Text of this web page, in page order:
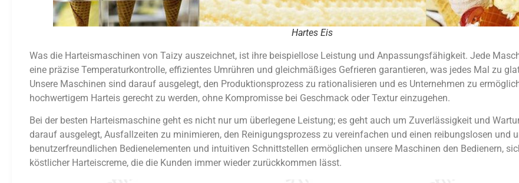
Hartes Eis
Was die Harteismaschinen von Taizy auszeichnet, ist ihre beispiellose Leistung und Anpassungsfähigkeit. Jede
eine präzise Temperaturkontrolle, effizientes Umrühren und gleichmäßiges Gefrieren garantieren, was jedes Mal zu
Unsere Maschinen sind darauf ausgelegt, den Produktionsprozess zu rationalisieren und es Unternehmen zu
hochwertigem Harteis gerecht zu werden, ohne Kompromisse bei Geschmack oder Textur einzugehen.
Bei der besten Harteismaschine geht es nicht nur um überlegene Leistung; es geht auch um Zuverlässigkeit und
darauf ausgelegt, Ausfallzeiten zu minimieren, den Reinigungsprozess zu vereinfachen und einen reibungslosen und
benutzerfreundlichen Bedienelementen und intuitiven Schnittstellen ermöglichen unsere Maschinen den Bedienern,
köstlicher Harteiscreme, die die Kunden immer wieder zurückkommen lässt.